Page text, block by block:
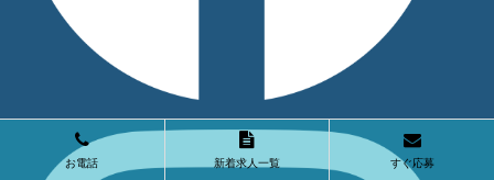
お電話 新着求人一覧 すぐ応募